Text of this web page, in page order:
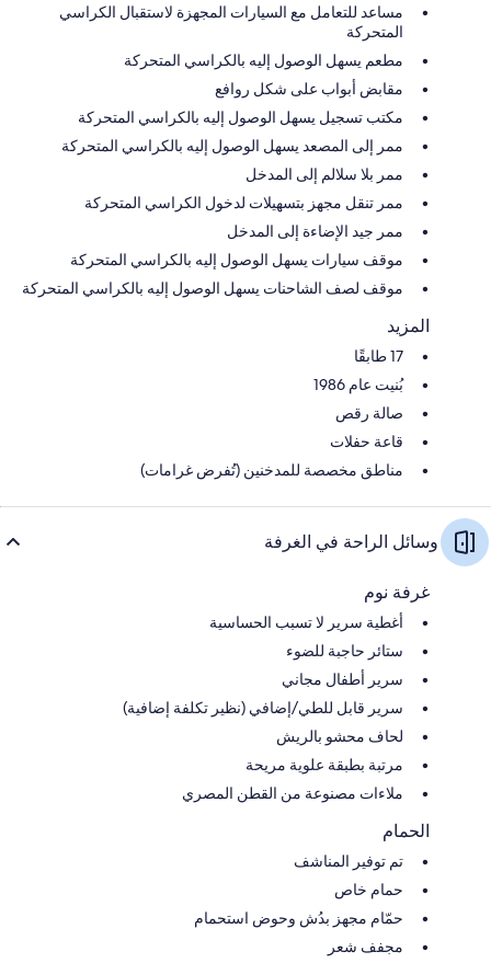
مساعد للتعامل مع السيارات المجهزة لاستقبال الكراسي
المتحركة
مطعم يسهل الوصول إليه بالكراسي المتحركة
مقابض أبواب على شكل روافع
مكتب تسجيل يسهل الوصول إليه بالكراسي المتحركة
ممر إلى المصعد يسهل الوصول إليه بالكراسي المتحركة
ممر بلا سلالم إلى المدخل
ممر تنقل مجهز بتسهيلات لدخول الكراسي المتحركة
ممر جيد الإضاءة إلى المدخل
موقف سيارات يسهل الوصول إليه بالكراسي المتحركة
موقف لصف الشاحنات يسهل الوصول إليه بالكراسي المتحركة
المزيد
17 طابقًا
بُنيت عام 1986
صالة رقص
قاعة حفلات
مناطق مخصصة للمدخنين (تُفرض غرامات)
وسائل الراحة في الغرفة
غرفة نوم
أغطية سرير لا تسبب الحساسية
ستائر حاجبة للضوء
سرير أطفال مجاني
سرير قابل للطي/إضافي (نظير تكلفة إضافية)
لحاف محشو بالريش
مرتبة بطبقة علوية مريحة
ملاءات مصنوعة من القطن المصري
الحمام
تم توفير المناشف
حمام خاص
حمّام مجهز بدُش وحوض استحمام
مجفف شعر